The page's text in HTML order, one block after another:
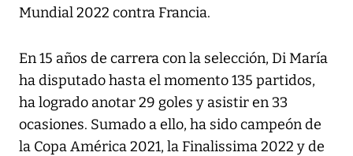
Mundial 2022 contra Francia.
En 15 años de carrera con la selección, Di María
ha disputado hasta el momento 135 partidos,
ha logrado anotar 29 goles y asistir en 33
ocasiones. Sumado a ello, ha sido campeón de
la Copa América 2021, la Finalissima 2022 y de